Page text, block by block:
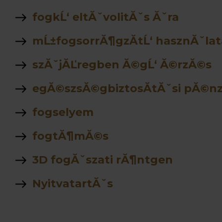
fogkĹ‘ eltĂˇvolitĂˇs Ăˇra
mĹ±fogsorrĂ¶gzĂ­tĹ‘
szĂˇjĂĽregben Ă©gĹ‘ Ă©rzĂ©s
egĂ©szsĂ©gbiztosĂ­tĂˇsi
fogselyem
fogtĂ¶mĂ©s
3D fogĂˇszati rĂ¶ntgen
NyitvatartĂˇs